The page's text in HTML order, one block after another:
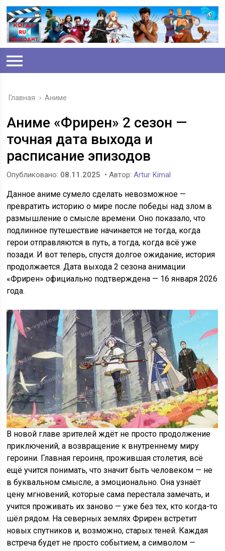
Главная › Аниме
Аниме «Фрирен» 2 сезон —
точная дата выхода и
расписание эпизодов
Опубликовано: 08.11.2025 • Автор:Artur Kimal
Данное аниме сумело сделать невозможное —
превратить историю о мире после победы над злом в
размышление о смысле времени. Оно показало, что
подлинное путешествие начинается не тогда, когда
герои отправляются в путь, а тогда, когда всё уже
позади. И вот теперь, спустя долгое ожидание, история
продолжается. Дата выхода 2 сезона анимации
«Фрирен» официально подтверждена — 16 января 2026
года.
В новой главе зрителей ждёт не просто продолжение
приключений, а возвращение к внутреннему миру
героини. Главная героиня, прожившая столетия, всё
ещё учится понимать, что значит быть человеком — не
в буквальном смысле, а эмоционально. Она узнаёт
цену мгновений, которые сама перестала замечать, и
учится проживать их заново — уже без тех, кто когда-то
шёл рядом. На северных землях Фрирен встретит
новых спутников и, возможно, старых теней. Каждая
встреча будет не просто событием, а символом —